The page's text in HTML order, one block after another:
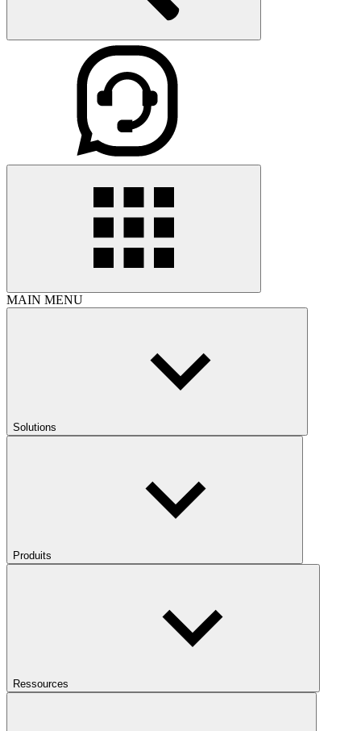
MAIN MENU
Solutions
Produits
Ressources